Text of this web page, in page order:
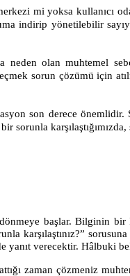
mi yoksa
indirip yönetilebilir
neden olan muhtemel
sorun çözümü için
son derece
sorunla
başlar. Bilginin
karşılaştınız?”
verecektir. Hâlbuki
zaman çözmeniz